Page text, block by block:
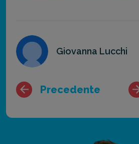
Giovanna Lucchi
Precedente